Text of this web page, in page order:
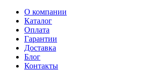
О компании
Каталог
Оплата
Гарантии
Доставка
Блог
Контакты